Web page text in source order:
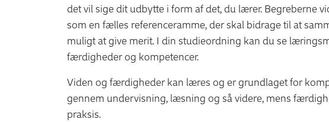
det vil sige dit udbytte i form af det, du lærer. Begreberne
som en fælles referenceramme, der skal bidrage til at
muligt at give merit. I din studieordning kan du se
færdigheder og kompetencer.
Viden og færdigheder kan læres og er grundlaget for
gennem undervisning, læsning og så videre, mens
praksis.